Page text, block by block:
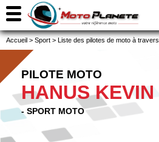
Accueil > Sport > Liste des pilotes de moto à
PILOTE MOTO
HANUS KEVIN
- SPORT MOTO